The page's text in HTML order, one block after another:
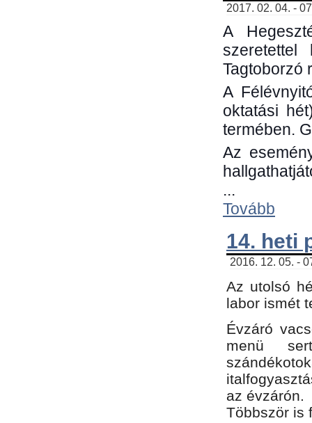
2017. 02. 04. -
A
Tagtoborzó
A
oktatási
termében.
Az
...
Tovább
14. heti
2016. 12. 05. -
Az utolsó
labor ismét
Évzáró
menü
az évzárón.
Többször is